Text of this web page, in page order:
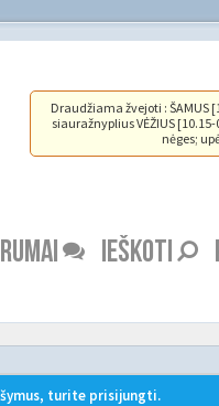
Draudžiama žvejoti : ŠAMUS
siauražnyplius VĖŽIUS
nėges;
IEŠKOTI
turite prisijungti.